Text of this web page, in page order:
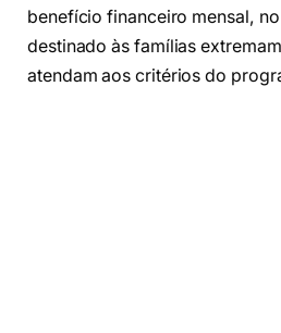
benefício financeiro mensal,
destinado às famílias
atendam aos critérios do